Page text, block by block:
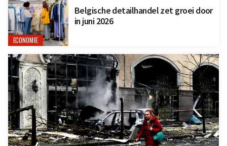
ECONOMIE
Belgische detailhandel zet groei door
in juni 2026